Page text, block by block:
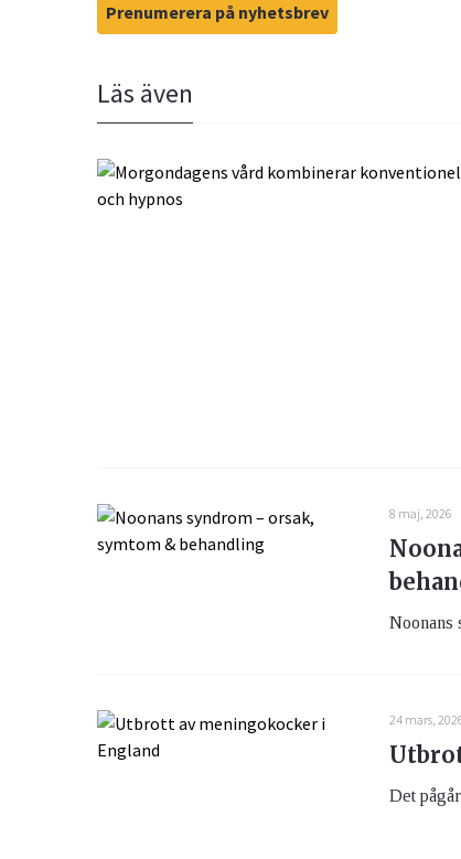
Prenumerera på nyhetsbrev
Läs även
8 maj, 2026
Noonans
24 mars,
Det